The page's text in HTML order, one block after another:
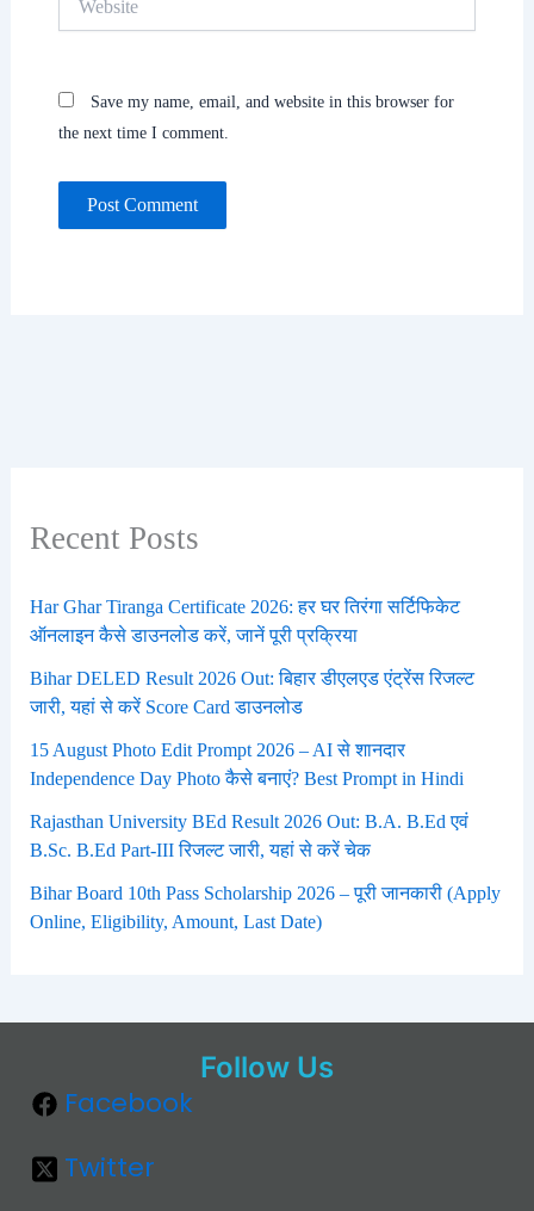
Save my name, email, and website in this browser for
the next time I comment.
Recent Posts
Har Ghar Tiranga Certificate 2026: हर घर तिरंगा सर्टिफिकेट
ऑनलाइन कैसे डाउनलोड करें, जानें पूरी प्रक्रिया
Bihar DELED Result 2026 Out: बिहार डीएलएड एंट्रेंस रिजल्ट
जारी, यहां से करें Score Card डाउनलोड
15 August Photo Edit Prompt 2026 – AI से शानदार
Independence Day Photo कैसे बनाएं? Best Prompt in Hindi
Rajasthan University BEd Result 2026 Out: B.A. B.Ed एवं
B.Sc. B.Ed Part-III रिजल्ट जारी, यहां से करें चेक
Bihar Board 10th Pass Scholarship 2026 – पूरी जानकारी (Apply
Online, Eligibility, Amount, Last Date)
Follow Us
Facebook
Twitter